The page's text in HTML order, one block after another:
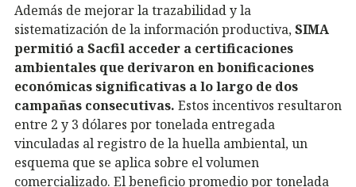
Además de mejorar la trazabilidad y la
sistematización de la información productiva,SIMA
permitió a Sacfil acceder a certificaciones
ambientales que derivaron en bonificaciones
económicas significativas a lo largo de dos
campañas consecutivas. Estos incentivos resultaron
entre 2 y 3 dólares por tonelada entregada
vinculadas al registro de la huella ambiental, un
esquema que se aplica sobre el volumen
comercializado. El beneficio promedio por tonelada